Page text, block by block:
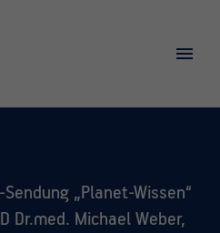
„Planet-Wissen“
Dr.med. Michael Weber,